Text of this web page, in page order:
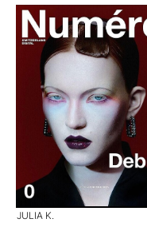
JULIA K.